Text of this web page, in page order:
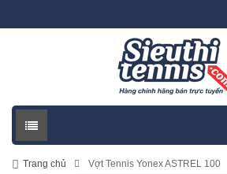
Trang chủ Vợt Tennis Yonex ASTREL 100